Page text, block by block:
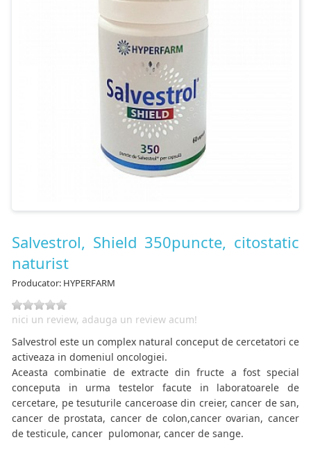
Salvestrol, Shield 350puncte, citostatic
naturist
Producator: HYPERFARM
nici un review, adauga un review acum!
Salvestrol este un complex natural conceput de cercetatori ce
activeaza in domeniul oncologiei.
Aceasta combinatie de extracte din fructe a fost special
conceputa in urma testelor facute in laboratoarele de
cercetare, pe tesuturile canceroase din creier, cancer de san,
cancer de prostata, cancer de colon,cancer ovarian, cancer
de testicule, cancer pulomonar, cancer de sange.